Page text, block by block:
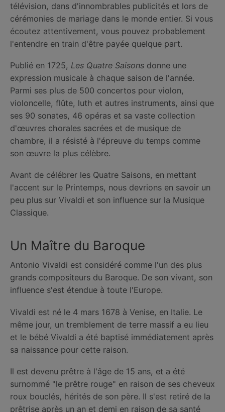
télévision, dans d'innombrables publicités et lors de
cérémonies de mariage dans le monde entier. Si vous
écoutez attentivement, vous pouvez probablement
l'entendre en train d'être payée quelque part.
Publié en 1725, Les Quatre Saisons donne une
expression musicale à chaque saison de l'année.
Parmi ses plus de 500 concertos pour violon,
violoncelle, flûte, luth et autres instruments, ainsi que
ses 90 sonates, 46 opéras et sa vaste collection
d'œuvres chorales sacrées et de musique de
chambre, il a résisté à l'épreuve du temps comme
son œuvre la plus célèbre.
Avant de célébrer les Quatre Saisons, en mettant
l'accent sur le Printemps, nous devrions en savoir un
peu plus sur Vivaldi et son influence sur la Musique
Classique.
Un Maître du Baroque
Antonio Vivaldi est considéré comme l'un des plus
grands compositeurs du Baroque. De son vivant, son
influence s'est étendue à toute l'Europe.
Vivaldi est né le 4 mars 1678 à Venise, en Italie. Le
même jour, un tremblement de terre massif a eu lieu
et le bébé Vivaldi a été baptisé immédiatement après
sa naissance pour cette raison.
Il est devenu prêtre à l'âge de 15 ans, et a été
surnommé "le prêtre rouge" en raison de ses cheveux
roux bouclés, hérités de son père. Il s'est retiré de la
prêtrise après un an et demi en raison de sa santé